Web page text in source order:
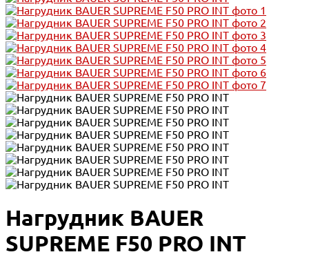
Нагрудник BAUER
SUPREME F50 PRO INT